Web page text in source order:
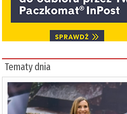
Tematy dnia